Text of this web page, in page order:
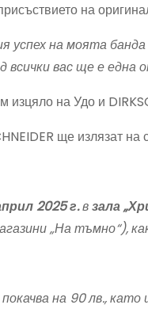
на
на моята
всички вас ще е
на Удо и
ще излязат на
2025 г.взала
„На тъмно“),
на 90 лв.,